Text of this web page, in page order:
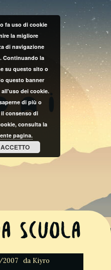
scuola
da Kiyro
fa uso di cookie
la migliore
di navigazione
Continuando la
su questo sito o
questo banner
dei cookie.
di più o
il consenso di
consulta la
pagina.
ACCETTO